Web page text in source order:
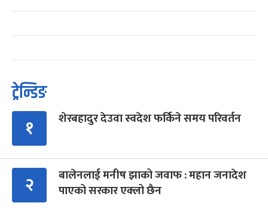
ट्रेन्डिङ
१ शेरबहादुर देउवा स्वदेश फर्किने समय परिवर्तन
२
बालेनलाई मनीष झाको जवाफ : महान जनादेश
पाएको सरकार एक्लो छैन